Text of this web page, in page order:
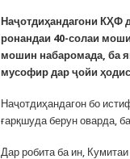
Наҷотдиҳандагони КҲФ
ронандаи 40-солаи
мошин набаромада, ба
мусофир дар ҷойи
Наҷотдиҳандагон бо
ғарқшуда берун оварда,
Дар робита ба ин,